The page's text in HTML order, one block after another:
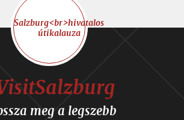
Salzburg<br>hivatalos
útikalauza
meg a legszebb